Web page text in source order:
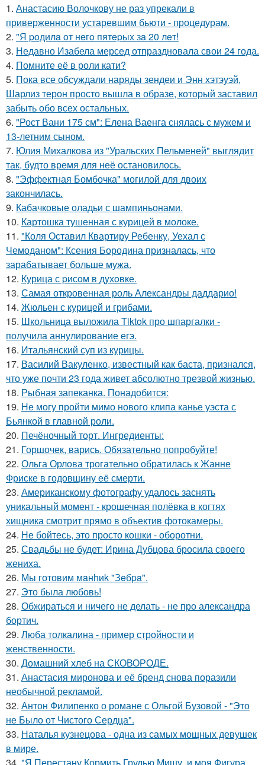
1. Анастасию Волочкову не раз упрекали в
приверженности устаревшим бьюти - процедурам.
2. "Я poдилa oт нeгo пятepых зa 20 лeт!
3. Недавно Изабела мерсед отпраздновала свои 24 года.
4. Помните её в роли кати?
5. Пока все обсуждали наряды зендеи и Энн хэтэуэй,
Шарлиз терон просто вышла в образе, который заставил
забыть обо всех остальных.
6. "Рост Вани 175 см": Елена Ваенга снялась с мужем и
13-летним сыном.
7. Юлия Михалкова из "Уральских Пельменей" выглядит
так, будто время для неё остановилось.
8. "Эффектная Бомбочка" могилой для двоих
закончилась.
9. Кабачковые оладьи с шампиньонами.
10. Картошка тушенная с курицей в молоке.
11. "Коля Оставил Квартиру Ребенку, Уехал с
Чемоданом": Ксения Бородина призналась, что
зарабатывает больше мужа.
12. Курица с pисoм в дyхoвке.
13. Самая откровенная роль Александры даддарио!
14. Жюльен с курицей и грибами.
15. Школьница выложила Tiktok про шпаргалки -
получила аннулирование егэ.
16. Итальянский суп из курицы.
17. Василий Вакуленко, известный как баста, признался,
что уже почти 23 года живет абсолютно трезвой жизнью.
18. Рыбная запеканка. Понадобится:
19. Не могу пройти мимо нового клипа канье уэста с
Бьянкой в главной роли.
20. Печёночный торт. Ингредиенты:
21. Горшочек, варись. Обязательно попробуйте!
22. Ольга Орлова трогательно обратилась к Жанне
Фриске в годовщину её смерти.
23. Американскому фотографу удалось заснять
уникальный момент - крошечная полёвка в когтях
хищника смотрит прямо в объектив фотокамеры.
24. Не бойтесь, это просто кошки - оборотни.
25. Свадьбы не будет: Ирина Дубцова бросила своего
жениха.
26. Мы готовим мaнhиk "Зeбpa".
27. Это была любовь!
28. Обжираться и ничего не делать - не про александра
бортич.
29. Люба толкалина - пример стройности и
женственности.
30. Домашний хлеб на СКОВОРОДЕ.
31. Анастасия миронова и её бренд снова поразили
необычной рекламой.
32. Антон Филипенко о романе с Ольгой Бузовой - "Это
не Было от Чистого Сердца".
33. Наталья кузнецова - одна из самых мощных девушек
в мире.
34. "Я Перестану Кормить Грудью Мишу, и моя Фигура